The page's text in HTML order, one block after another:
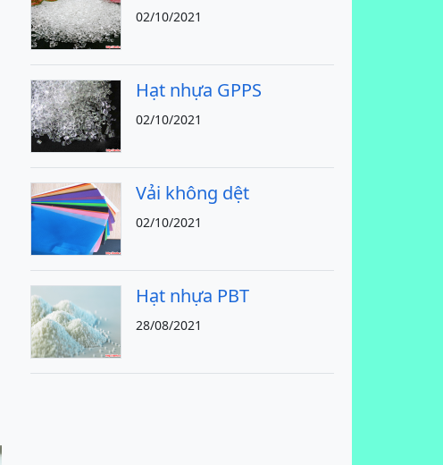
02/10/2021
Hạt nhựa GPPS
02/10/2021
Vải không dệt
02/10/2021
Hạt nhựa PBT
28/08/2021